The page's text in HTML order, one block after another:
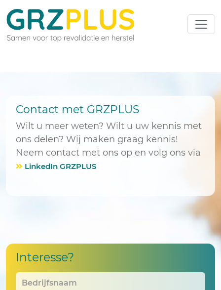
Contact met GRZPLUS
Wilt u meer weten? Wilt u uw kennis met
ons delen? Wij maken graag kennis!
Neem contact met ons op en volg ons via
LinkedIn GRZPLUS
Interesse?
Bedrijfsnaam